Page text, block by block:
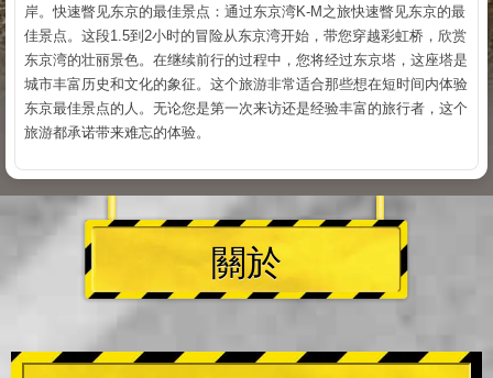
岸。快速瞥见东京的最佳景点：通过东京湾K-M之旅快速瞥见东京的最
佳景点。这段1.5到2小时的冒险从东京湾开始，带您穿越彩虹桥，欣赏
东京湾的壮丽景色。在继续前行的过程中，您将经过东京塔，这座塔是
城市丰富历史和文化的象征。这个旅游非常适合那些想在短时间内体验
东京最佳景点的人。无论您是第一次来访还是经验丰富的旅行者，这个
旅游都承诺带来难忘的体验。
關於